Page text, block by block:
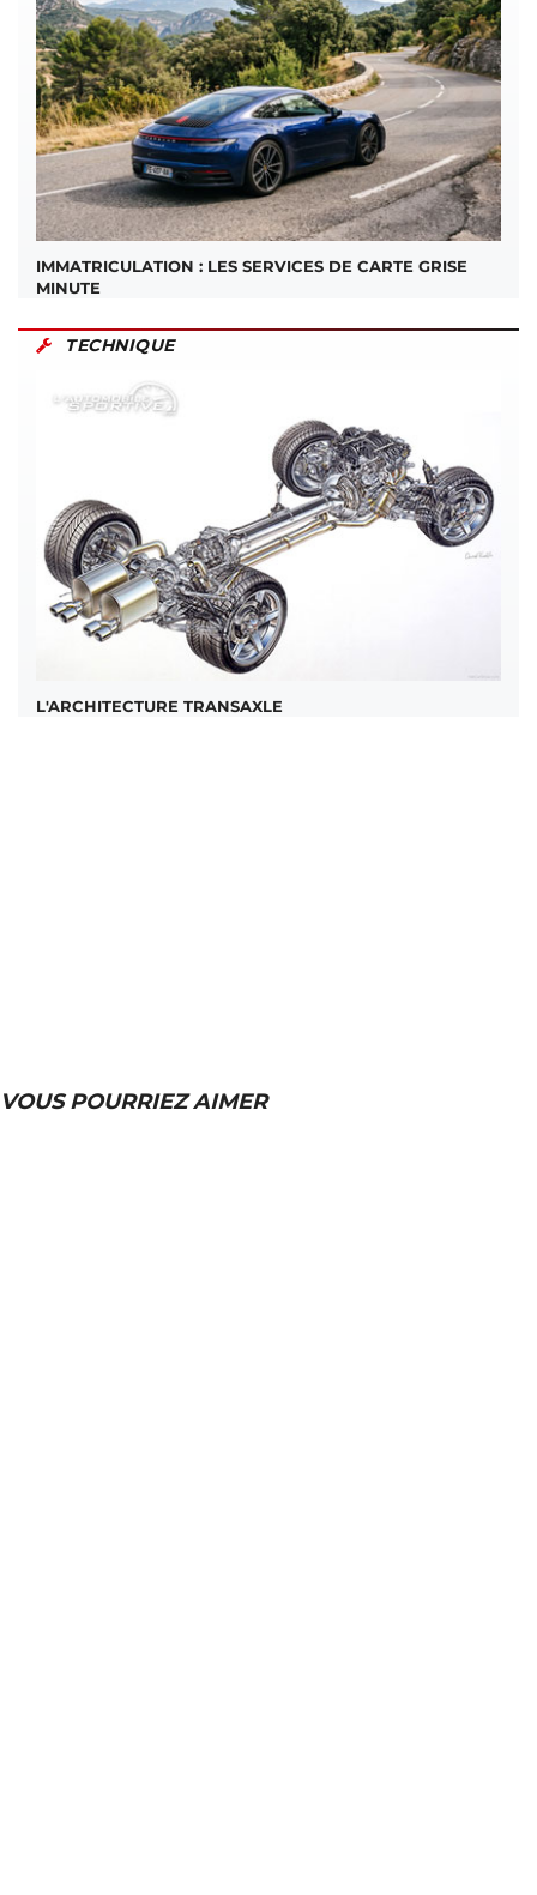
IMMATRICULATION : LES SERVICES DE CARTE GRISE
MINUTE
TECHNIQUE
L'ARCHITECTURE TRANSAXLE
VOUS POURRIEZ AIMER